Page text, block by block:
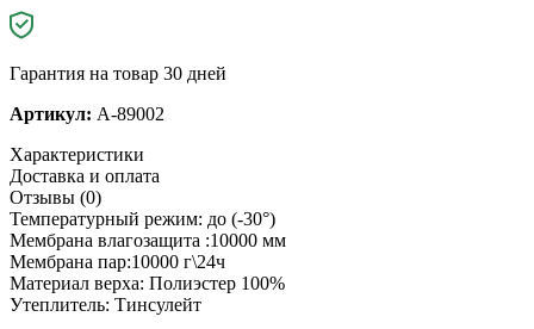
Гарантия на товар 30 дней
Артикул: A-89002
Характеристики
Доставка и оплата
Отзывы (0)
Температурный режим: до (-30°)
Мембрана влагозащита :10000 мм
Мембрана пар:10000 г\24ч
Материал верха: Полиэстер 100%
Утеплитель: Тинсулейт